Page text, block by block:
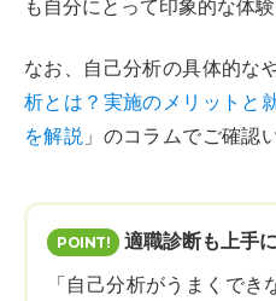
も自分にとって印象的な体験
なお、自己分析の具体的な
析とは？実施のメリットと
を解説 」のコラムでご確認
適職診断も上手
「自己分析がうまくで